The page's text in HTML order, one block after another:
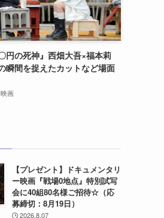
円の死神』西畑大吾×福本莉
瞬間を捉えたカットなど場面
画
【プレゼント】ドキュメンタリ
ー映画『戦場0地点』特別試写
会に40組80名様ご招待☆（応
募締切：8月19日）
2026.8.07